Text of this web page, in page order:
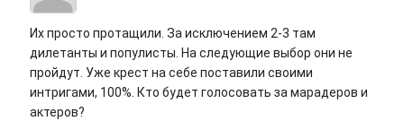
Их просто протащили. За исключением 2-3 там
дилетанты и популисты. На следующие выбор они не
пройдут. Уже крест на себе поставили своими
интригами, 100%. Кто будет голосовать за марадеров и
актеров?